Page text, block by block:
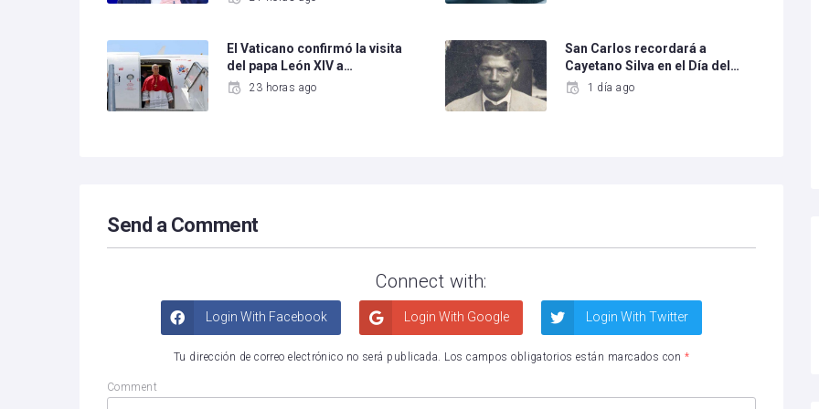
El Vaticano confirmó la visita
del papa León XIV a…
23 horas ago
San Carlos recordará a
Cayetano Silva en el Día del…
1 día ago
Send a Comment
Connect with:
Login With Facebook Login With Google Login With Twitter
Tu dirección de correo electrónico no será publicada. Los campos obligatorios están marcados con *
Comment